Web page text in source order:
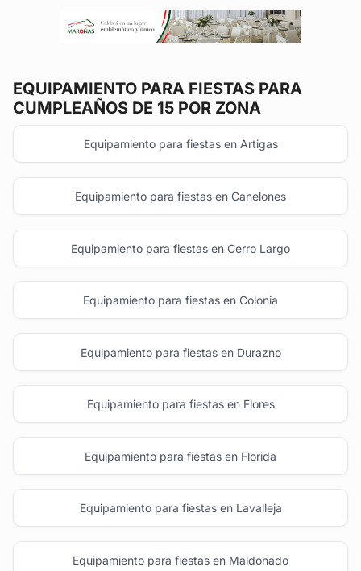
EQUIPAMIENTO PARA FIESTAS PARA
CUMPLEAÑOS DE 15 POR ZONA
Equipamiento para fiestas en Artigas
Equipamiento para fiestas en Canelones
Equipamiento para fiestas en Cerro Largo
Equipamiento para fiestas en Colonia
Equipamiento para fiestas en Durazno
Equipamiento para fiestas en Flores
Equipamiento para fiestas en Florida
Equipamiento para fiestas en Lavalleja
Equipamiento para fiestas en Maldonado